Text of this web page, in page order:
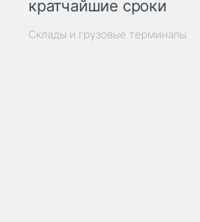
кратчайшие сроки
Склады и грузовые терминалы